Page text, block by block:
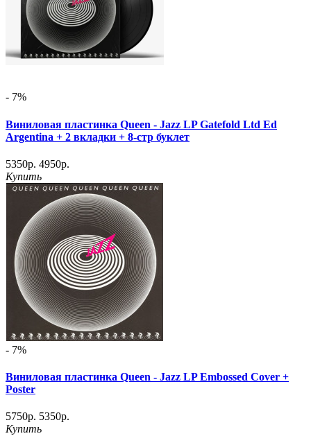
- 7%
Виниловая пластинка Queen - Jazz LP Gatefold Ltd Ed
Argentina + 2 вкладки + 8-стр буклет
5350р. 4950р.
Купить
- 7%
Виниловая пластинка Queen - Jazz LP Embossed Cover +
Poster
5750р. 5350р.
Купить